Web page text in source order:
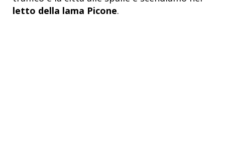
letto della lama Picone.